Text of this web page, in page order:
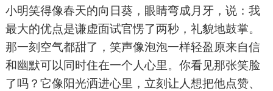
小明笑得像春天的向日葵，眼睛弯成月牙，说：我
最大的优点是谦虚面试官愣了两秒，礼貌地鼓掌。
那一刻空气都甜了，笑声像泡泡一样轻盈原来自信
和幽默可以同时住在一个人心里。你看见那张笑脸
了吗？它像阳光洒进心里，立刻让人想把他点赞、